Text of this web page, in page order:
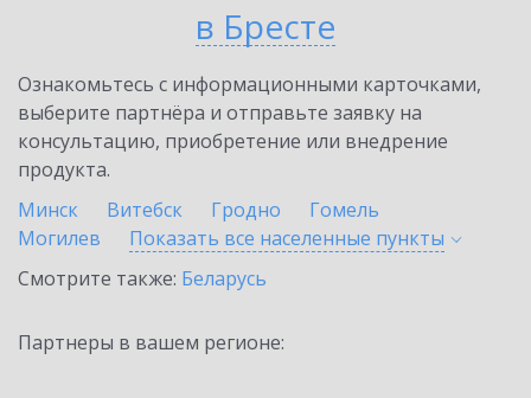
в Бресте
Ознакомьтесь с информационными карточками,
выберите партнёра и отправьте заявку на
консультацию, приобретение или внедрение
продукта.
Минск
Витебск Гродно
Гомель
Могилев
Показать все населенные пункты
Смотрите также: Беларусь
Партнеры в вашем регионе: